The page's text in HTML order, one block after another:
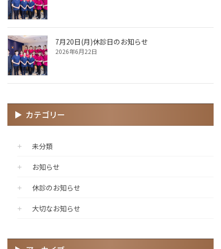
7月20日(月)休診日のお知らせ
2026年6月22日
カテゴリー
未分類
お知らせ
休診のお知らせ
大切なお知らせ